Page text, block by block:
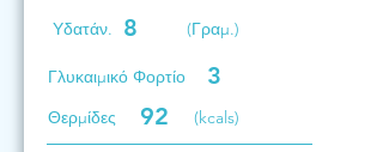
Υδατάν. 8 (Γραμ.)
Γλυκαιμικό Φορτίο 3
Θερμίδες 92 (kcals)